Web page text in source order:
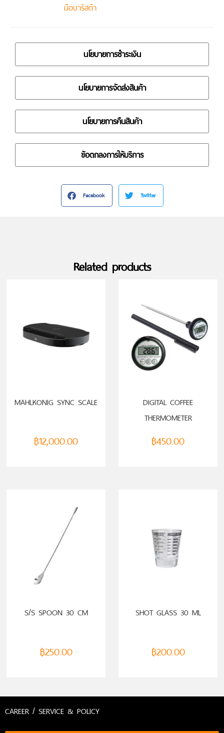
มือบาริสต้า
นโยบายการชำระเงิน
นโยบายการจัดส่งสินค้า
นโยบายการคืนสินค้า
ข้อตกลงการให้บริการ
Facebook Twitter
Related products
MAHLKONIG SYNC SCALE
฿12,000.00
DIGITAL COFFEE
THERMOMETER
฿450.00
S/S SPOON 30 CM
฿250.00
SHOT GLASS 30 ML
฿200.00
CAREER / SERVICE & POLICY